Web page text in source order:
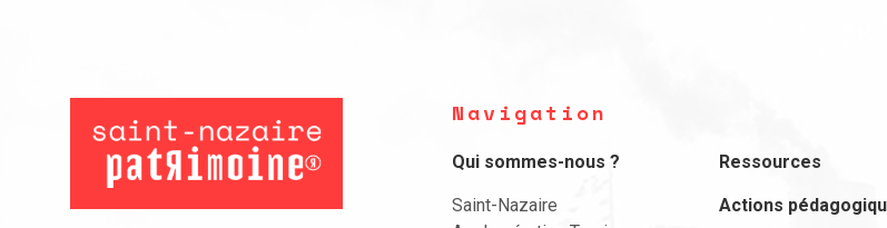
Navigation
Qui sommes-nous ?
Saint-Nazaire
Ressources
Actions